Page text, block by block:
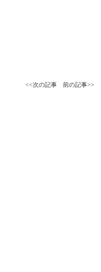
<<次の記事 前の記事>>